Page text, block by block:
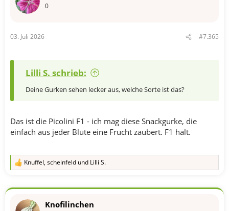
0
03. Juli 2026 #7.365
Lilli S. schrieb:
Deine Gurken sehen lecker aus, welche Sorte ist das?
Das ist die Picolini F1 - ich mag diese Snackgurke, die
einfach aus jeder Blüte eine Frucht zaubert. F1 halt.
R
k
Knuffel, scheinfeld und Lilli S.
Knofilinchen